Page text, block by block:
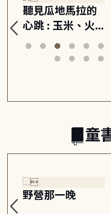
聽見瓜地馬拉的
心跳 : 玉米、火
山與信仰, 外交官
筆下的現代馬雅
童
野營那一晚